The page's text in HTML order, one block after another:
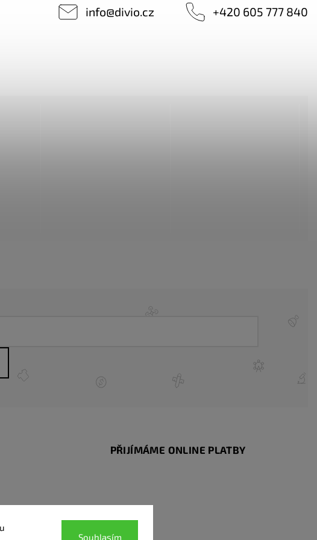
Souhlasím
info@divio.cz +420 605 777 840
PŘIJÍMÁME ONLINE PLATBY